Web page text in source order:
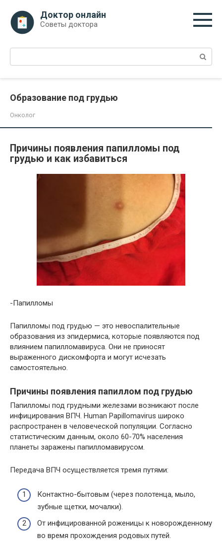
контенту
Доктор онлайн
Советы доктора
Поиск:
Образование под грудью
Онколог
Причины появления папилломы под
грудью и как избавиться
-Папилломы
Папилломы под грудью — это невоспалительные
образования из эпидермиса, которые появляются под
влиянием папилломавируса. Они не приносят
выраженного дискомфорта и могут исчезать
самостоятельно.
Причины появления папиллом под грудью
Папилломы под грудными железами возникают после
инфицирования ВПЧ. Human Papillomavirus широко
распространен в человеческой популяции. Согласно
статистическим данным, около 60-70% населения
планеты заражены папилломавирусом.
Передача ВПЧ осуществляется тремя путями:
Контактно-бытовым (через полотенца, мыло,
зубные щетки, мочалки).
От инфицированной роженицы к новорожденному
во время прохождения родовых путей.